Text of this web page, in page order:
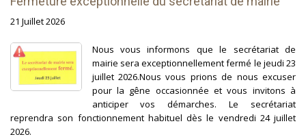
21 Juillet 2026
Nous vous informons que le secrétariat de
mairie sera exceptionnellement fermé le jeudi 23
juillet 2026.Nous vous prions de nous excuser
pour la gêne occasionnée et vous invitons à
anticiper vos démarches. Le secrétariat
reprendra son fonctionnement habituel dès le vendredi 24 juillet
2026.